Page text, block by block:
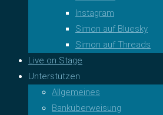
Instagram
Simon auf Bluesky
Simon auf Threads
Live on Stage
Unterstützen
Allgemeines
Banküberweisung